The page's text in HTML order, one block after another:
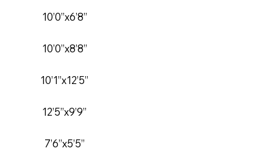
10’0’’x6’8’’
10’0’’x8’8’’
10’1’’x12’5’’
12’5’’x9’9’’
7’6’’x5’5’’